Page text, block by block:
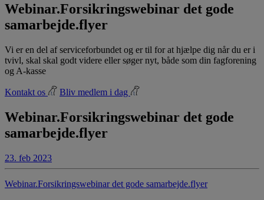
Webinar.Forsikringswebinar det gode
samarbejde.flyer
Vi er en del af serviceforbundet og er til for at hjælpe dig når du er i
tvivl, skal skal godt videre eller søger nyt, både som din fagforening
og A-kasse
Kontakt os Bliv medlem i dag
Webinar.Forsikringswebinar det gode
samarbejde.flyer
23. feb 2023
Webinar.Forsikringswebinar det gode samarbejde.flyer